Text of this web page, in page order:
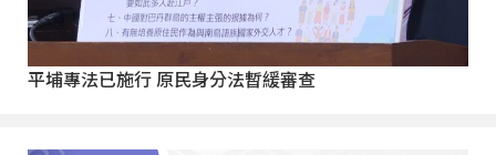
平埔專法已施行 原民身分法暫緩審查